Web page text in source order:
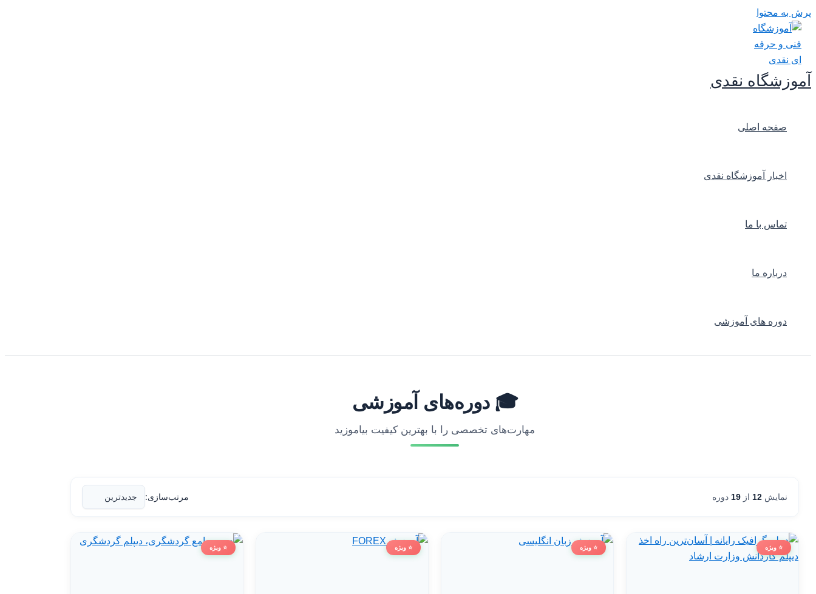
پرش به محتوا
آموزشگاه نقدی
صفحه اصلی
اخبار آموزشگاه نقدی
تماس با ما
درباره ما
دوره های آموزشی
🎓 دوره‌های آموزشی
مهارت‌های تخصصی را با بهترین کیفیت بیاموزید
نمایش 12 از 19 دوره مرتب‌سازی:
⭐ ویژه ⭐ ویژه ⭐ ویژه ⭐ ویژه